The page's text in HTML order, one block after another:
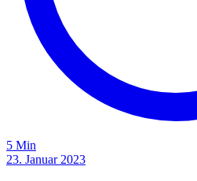
5 Min
23. Januar 2023